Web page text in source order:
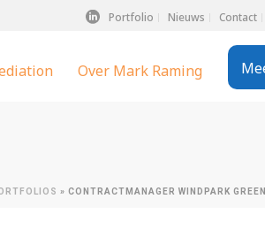
Portfolio Nieuws Contact
Over Mark Raming
» CONTRACTMANAGER WINDPARK